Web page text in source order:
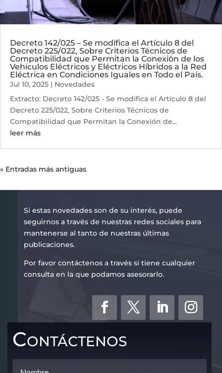
Decreto 142/025 – Se modifica el Artículo 8 del
Decreto 225/022, Sobre Criterios Técnicos de
Compatibilidad que Permitan la Conexión de los
Vehículos Eléctricos y Eléctricos Híbridos a la Red
Eléctrica en Condiciones Iguales en Todo el País.
Jul 10, 2025 | Novedades
Extracto: Decreto 142/025 - Se modifica el Artículo 8 del
Decreto 225/022, Sobre Criterios Técnicos de
Compatibilidad que Permitan la Conexión de...
leer más
« Entradas más antiguas
Si estas novedades son de su interés, puede
seguirnos a través de nuestras redes sociales para
mantenerse al tanto de nuestras últimas
publicaciones.
Por favor contáctenos a través si tiene cualquier
consulta en la que podamos asesorarlo.
Contáctenos